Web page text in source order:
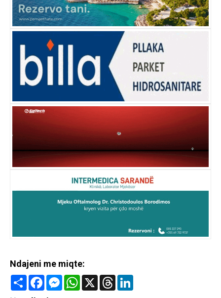
Ndajeni me miqte:
Share FacebookMessenger
WhatsApp
X Threads